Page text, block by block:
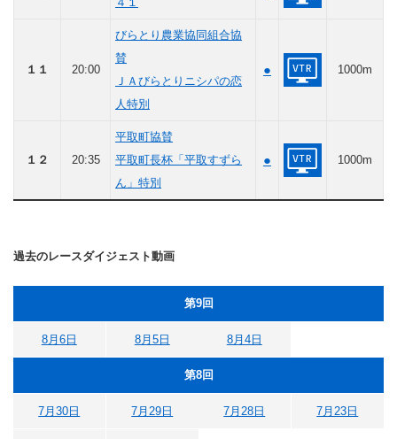
１１ 20:00
びらとり農業協同組合協
賛
ＪＡびらとりニシパの恋
人特別
● 1000m
１２ 20:35
平取町協賛
平取町長杯「平取すずら
ん」特別
● 1000m
過去のレースダイジェスト動画
第9回
8月6日 8月5日 8月4日
第8回
7月30日 7月29日 7月28日 7月23日